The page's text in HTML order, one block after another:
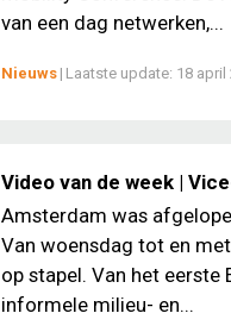
van een dag netwerken,...
Nieuws | Laatste update: 18 april
Video van de week |
Amsterdam was
Van woensdag tot en
op stapel. Van het eerste
informele milieu- en...